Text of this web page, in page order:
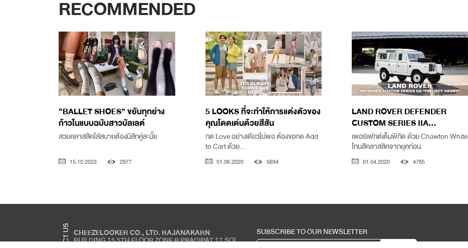
RECOMMENDED
“BALLET SHOES” ขยับทุกย่าง
ก้าวในแบบฉบับสาวบัลเลต์
สวยคลาสสิคใส่สบายต้องมีสักคู่ละมั้ย
15.10.2023 2977
5 LOOKS ที่จะทำให้การแต่งตัวของ
คุณโดดเด่นด้วยสีสัน
กด Love อย่างเดียวไม่พอ ต้องขอกด Add
to Cart ด้วย...
01.06.2020 5694
LAND ROVER DEFENDER
CUSTOM SERIES IIA...
เพอร์เฟกต์เต็มพิกัด ด้วย Chawton White
โทนสีคลาสสิคจากยุคก่อน
01.04.2020 4785
CHEEZELOOKER CO., LTD. RAJANAKARN
BUILDING 15 5TH FLOOR ZONE B PRADIPAT 17 SOI
SUBSCRIBE TO OUR NEWSLETTER